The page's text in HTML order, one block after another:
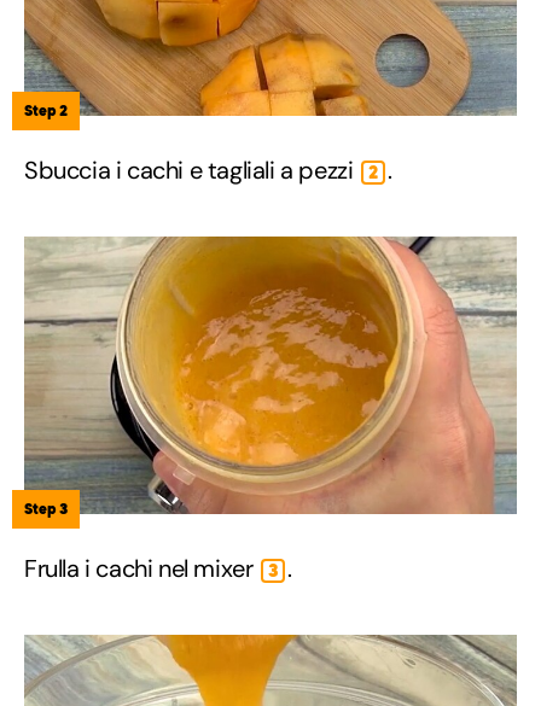
Step 2
Sbuccia i cachi e tagliali a pezzi 2 .
Step 3
Frulla i cachi nel mixer 3 .